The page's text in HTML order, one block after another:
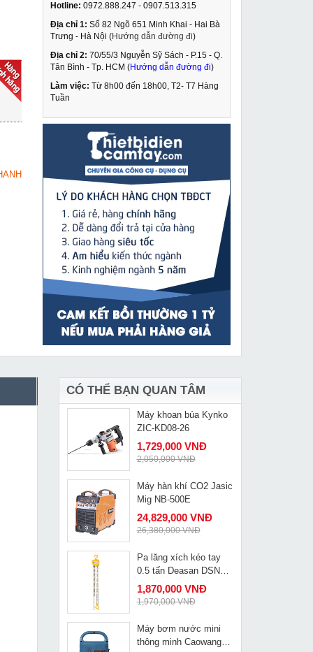
Hotline: 0972.888.247 - 0907.513.315
Địa chỉ 1: Số 82 Ngõ 651 Minh Khai - Hai Bà
Trưng - Hà Nội (Hướng dẫn đường đi)
Địa chỉ 2: 70/55/3 Nguyễn Sỹ Sách - P.15 - Q.
Tân Bình - Tp. HCM (Hướng dẫn đường đi)
Làm việc: Từ 8h00 đến 18h00, T2- T7 Hàng
Tuần
CÓ THỂ BẠN QUAN TÂM
MUA NGAY
Dây tuy ô thủy lực 6m
TOTL-6
1,190,000 VNĐ
1450
5,149,000 VNĐ
7,550,000 VNĐ
MUA NGAY
Van chia thủy lực 4
cổng VCTL-4
1,950,000 VNĐ
2,530,000 VNĐ
MUA NGAY
Máy đột lỗ tôn thủy lực
Changyou SYD-25
2,190,000 VNĐ
2,790,000 VNĐ
MUA NGAY
Máy hàn Que Oshima
S MOS 250N
4,050,000 VNĐ
MUA NGAY
Máy khoan búa Kynko
ZIC-KD08-26
1,729,000 VNĐ
2,050,000 VNĐ
MUA NGAY
Máy hàn khí CO2 Jasic
Mig NB-500E
24,829,000 VNĐ
26,380,000 VNĐ
MUA NGAY
Pa lăng xích kéo tay
0.5 tấn Deasan DSN
0.5
1,870,000 VNĐ
1,970,000 VNĐ
Máy bơm nước mini
thông minh Caowang